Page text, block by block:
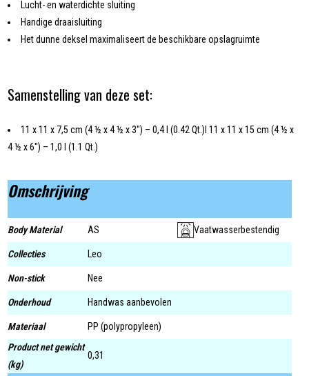
Lucht- en waterdichte sluiting
Handige draaisluiting
Het dunne deksel maximaliseert de beschikbare opslagruimte
Samenstelling van deze set:
11 x 11 x 7,5 cm (4 ½ x 4 ½ x 3") – 0,4 l (0.42 Qt.)l 11 x 11 x 15 cm (4 ½ x
4 ½ x 6") – 1,0 l (1.1 Qt.)
Omschrijving
Body Material AS Vaatwasserbestendig
Collecties Leo
Non-stick Nee
Onderhoud Handwas aanbevolen
Materiaal
PP (polypropyleen)
Product net gewicht
(kg)
0,31